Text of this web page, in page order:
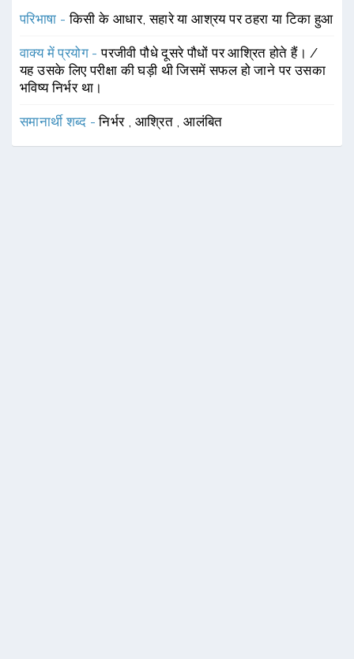
परिभाषा -किसी के आधार, सहारे या आश्रय पर ठहरा या टिका हुआ
वाक्य में प्रयोग -परजीवी पौधे दूसरे पौधों पर आश्रित होते हैं। /
यह उसके लिए परीक्षा की घड़ी थी जिसमें सफल हो जाने पर उसका
भविष्य निर्भर था।
समानार्थी शब्द -निर्भर आश्रित ,आलंबित